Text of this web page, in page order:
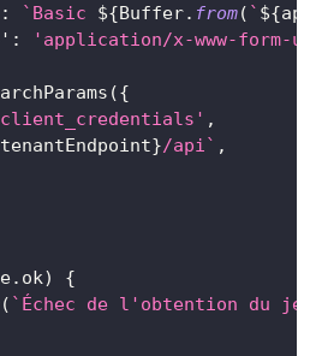
: ` Basic ${Buffer. from( ` ${
:
'application/x-www-form-
({
,
tenantEndpoint}/api` ,
. ok)
{
( ` Échec de l'obtention du